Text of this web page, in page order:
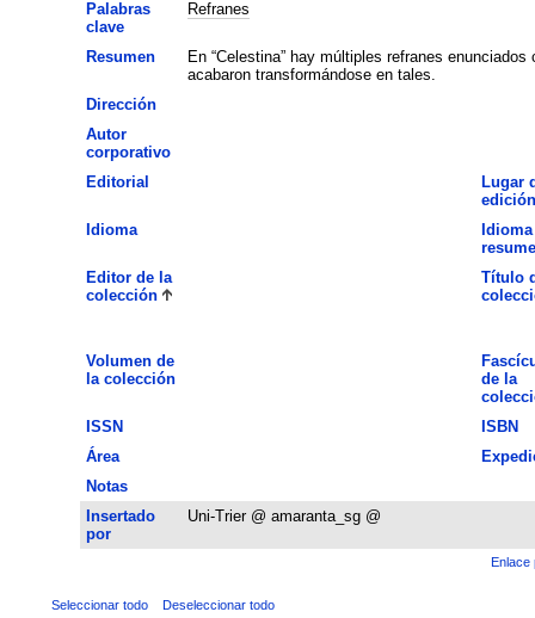
Palabras
clave
Refranes
Resumen
En “Celestina” hay múltiples refranes
acabaron transformándose en tales.
Dirección
Autor
corporativo
Editorial
Lugar
edición
Idioma
Editor de la
colección
Título
Volumen de
la colección
de la
ISSN
ISBN
Área
Notas
Insertado
por
Uni-Trier @ amaranta_sg @
Enlace
Seleccionar todo Deseleccionar todo